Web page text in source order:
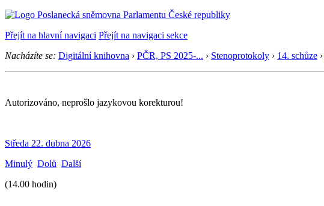
Přejít na hlavní navigaci Přejít na navigaci sekce
Nacházíte se: Digitální knihovna › PČR, PS 2025-... › Stenoprotokoly › 14. schůze ›
Autorizováno, neprošlo jazykovou korekturou!
Středa 22. dubna 2026
Minulý Dolů Další
(14.00 hodin)